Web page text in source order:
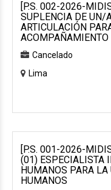
[P.S. 002-2026-
SUPLENCIA DE UN/
ARTICULACIÓN
ACOMPAÑAMIENTO
Cancelado
Lima
[P.S. 001-2026-
(01) ESPECIALISTA
HUMANOS PARA LA
HUMANOS